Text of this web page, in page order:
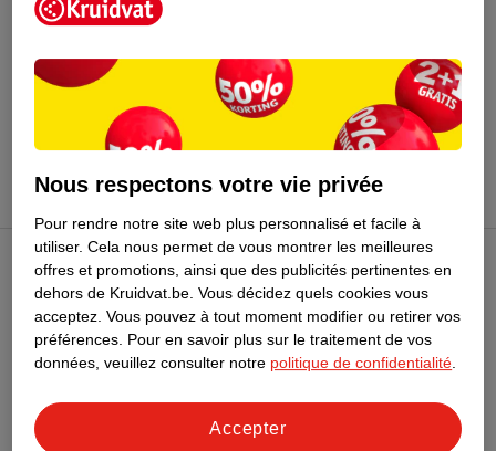
Dépliant Kruidvat
Profitez-en
Club Kruidvat
Service Clientèle
Tout sur Kruidvat
Nous respectons votre vie privée
Pour rendre notre site web plus personnalisé et facile à
utiliser. Cela nous permet de vous montrer les meilleures
offres et promotions, ainsi que des publicités pertinentes en
dehors de Kruidvat.be. Vous décidez quels cookies vous
acceptez. Vous pouvez à tout moment modifier ou retirer vos
préférences. Pour en savoir plus sur le traitement de vos
données, veuillez consulter notre politique de confidentialité.
Accepter